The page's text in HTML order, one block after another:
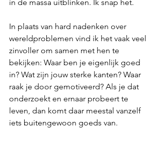
in de massa uitblinken. Ik snap het.
In plaats van hard nadenken over
wereldproblemen vind ik het vaak veel
zinvoller om samen met hen te
bekijken: Waar ben je eigenlijk goed
in? Wat zijn jouw sterke kanten? Waar
raak je door gemotiveerd? Als je dat
onderzoekt en ernaar probeert te
leven, dan komt daar meestal vanzelf
iets buitengewoon goeds van.